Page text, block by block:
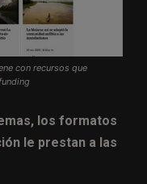
con recursos que
los formatos
le prestan a las